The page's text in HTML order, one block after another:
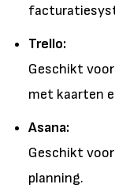
Trello:
Geschikt
met kaarten
Asana:
Geschikt
planning.